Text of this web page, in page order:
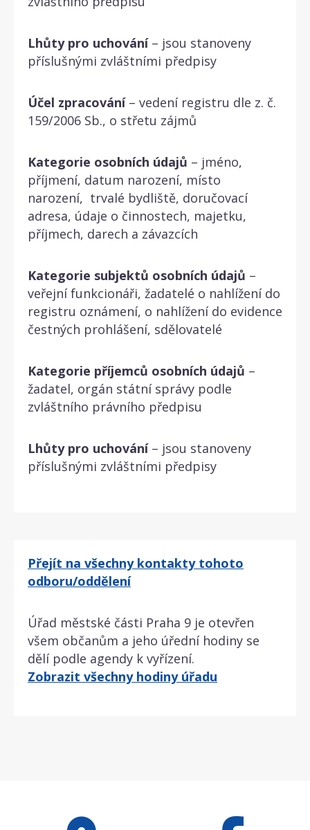
Lhůty pro uchování– jsou stanoveny
příslušnými zvláštními předpisy
Účel zpracování– vedení registru dle z. č.
159/2006 Sb., o střetu zájmů
Kategorie osobních údajů – jméno,
příjmení, datum narození, místo
narození, trvalé bydliště, doručovací
adresa, údaje o činnostech, majetku,
příjmech, darech a závazcích
Kategorie subjektů osobních údajů –
veřejní funkcionáři, žadatelé o nahlížení do
registru oznámení, o nahlížení do evidence
čestných prohlášení, sdělovatelé
Kategorie příjemců osobních údajů –
žadatel, orgán státní správy podle
zvláštního právního předpisu
Lhůty pro uchování– jsou stanoveny
příslušnými zvláštními předpisy
Přejít na všechny kontakty tohoto
odboru/oddělení
Úřad městské části Praha 9 je otevřen
všem občanům a jeho úřední hodiny se
dělí podle agendy k vyřízení.
Zobrazit všechny hodiny úřadu